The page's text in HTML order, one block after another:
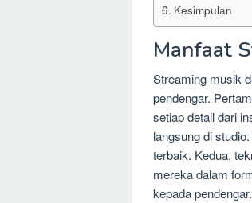
Kesimpulan
Manfaat
Streaming musik
pendengar.
setiap detail dari
langsung di
terbaik. Kedua,
mereka dalam
kepada